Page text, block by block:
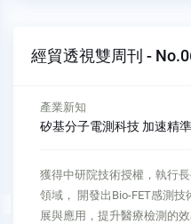
經貿透視雙周刊 -
產業新知
矽基分子電測科技 加速精
獲得中研院技術授權，執行
領域， 開發出Bio-FET感測
展與應用，提升醫療檢測的效